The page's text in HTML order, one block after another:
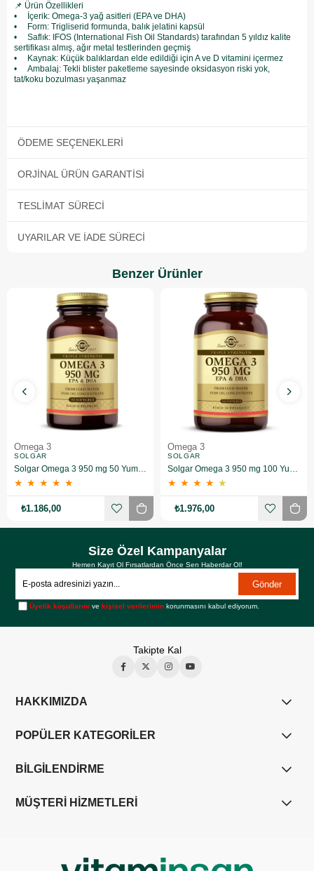
📌 Ürün Özellikleri
• İçerik: Omega-3 yağ asitleri (EPA ve DHA)
• Form: Trigliserid formunda, balık jelatini kapsül
• Saflık: IFOS (International Fish Oil Standards) tarafından 5 yıldız kalite
sertifikası almış, ağır metal testlerinden geçmiş
• Kaynak: Küçük balıklardan elde edildiği için A ve D vitamini içermez
• Ambalaj: Tekli blister paketleme sayesinde oksidasyon riski yok,
tat/koku bozulması yaşanmaz
ÖDEME SEÇENEKLERI
ORJINAL ÜRÜN GARANTISI
TESLIMAT SÜRECI
UYARILAR VE İADE SÜRECI
Benzer Ürünler
Omega 3
SOLGAR
Solgar Omega 3 950 mg 50 Yumuşak Jelatinli Kapsül
★ ★ ★ ★ ★
₺1.186,00
Omega 3
SOLGAR
Solgar Omega 3 950 mg 100 Yumuşak Jelatinli Kapsül
★ ★ ★ ★ ★
₺1.976,00
Size Özel Kampanyalar
Hemen Kayıt Ol Fırsatlardan Önce Sen Haberdar Ol!
Gönder
Üyelik koşullarını vekişisel verilerimin korunmasını kabul ediyorum.
Takipte Kal
HAKKIMIZDA
POPÜLER KATEGORİLER
BİLGİLENDİRME
MÜŞTERİ HİZMETLERİ